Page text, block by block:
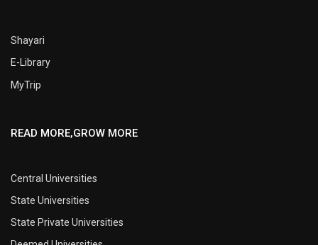
Shayari
E-Library
MyTrip
READ MORE,GROW MORE
Central Universities
State Universities
State Private Universities